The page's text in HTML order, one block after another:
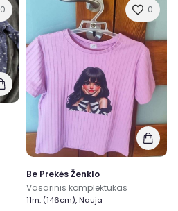
0 0
Be Prekės Ženklo
Vasarinis komplektukas
11m. (146cm), Nauja